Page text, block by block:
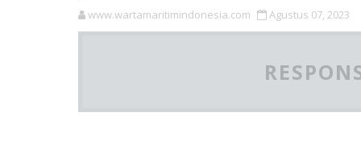
www.wartamaritimindonesia.com Agustus 07, 2023